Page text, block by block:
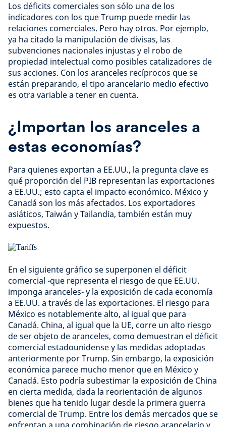
Los déficits comerciales son sólo una de los
indicadores con los que Trump puede medir las
relaciones comerciales. Pero hay otros. Por ejemplo,
ya ha citado la manipulación de divisas, las
subvenciones nacionales injustas y el robo de
propiedad intelectual como posibles catalizadores de
sus acciones. Con los aranceles recíprocos que se
están preparando, el tipo arancelario medio efectivo
es otra variable a tener en cuenta.
¿Importan los aranceles a
estas economías?
Para quienes exportan a EE.UU., la pregunta clave es
qué proporción del PIB representan las exportaciones
a EE.UU.; esto capta el impacto económico. México y
Canadá son los más afectados. Los exportadores
asiáticos, Taiwán y Tailandia, también están muy
expuestos.
En el siguiente gráfico se superponen el déficit
comercial -que representa el riesgo de que EE.UU.
imponga aranceles- y la exposición de cada economía
a EE.UU. a través de las exportaciones. El riesgo para
México es notablemente alto, al igual que para
Canadá. China, al igual que la UE, corre un alto riesgo
de ser objeto de aranceles, como demuestran el déficit
comercial estadounidense y las medidas adoptadas
anteriormente por Trump. Sin embargo, la exposición
económica parece mucho menor que en México y
Canadá. Esto podría subestimar la exposición de China
en cierta medida, dada la reorientación de algunos
bienes que ha tenido lugar desde la primera guerra
comercial de Trump. Entre los demás mercados que se